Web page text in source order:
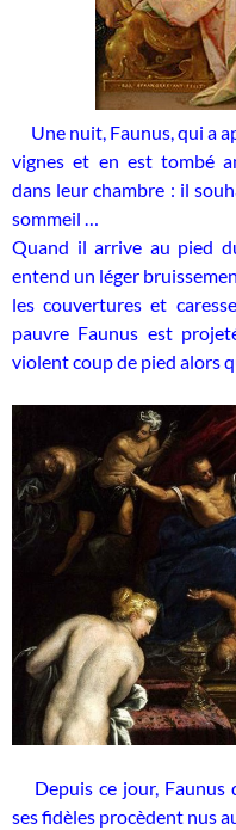
Une nuit, Faunus, qui a
vignes et en est tombé
dans leur chambre : il
sommeil …
Quand il arrive au pied
entend un léger
les couvertures et
pauvre Faunus est
violent coup de pied alors
Depuis ce jour, Faunus
ses fidèles procèdent nus